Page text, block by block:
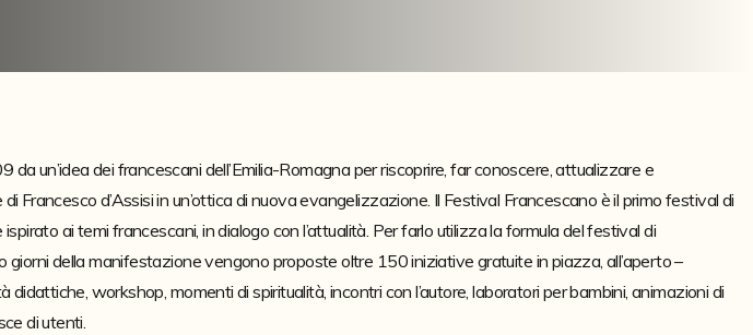
un’idea dei francescani dell’Emilia-Romagna per riscoprire, far conoscere, attualizzare e
Francesco d’Assisi in un’ottica di nuova evangelizzazione. Il Festival Francescano è il primo festival di
ai temi francescani, in dialogo con l’attualità. Per farlo utilizza la formula del festival di
giorni della manifestazione vengono proposte oltre 150 iniziative gratuite in piazza, all’aperto –
workshop, momenti di spiritualità, incontri con l’autore, laboratori per bambini, animazioni di
di utenti.